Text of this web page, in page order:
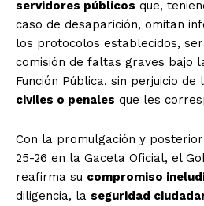
servidores públicos que,
caso de desaparición, omitan
los protocolos establecidos,
comisión de faltas graves bajo
Función Pública, sin perjuicio de
civiles o penales que les
Con la promulgación y
25-26 en la Gaceta Oficial, el
reafirma su compromiso
diligencia, la seguridad